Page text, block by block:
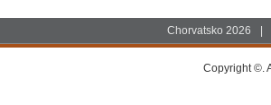
Chorvatsko 2026
Copyright ©.